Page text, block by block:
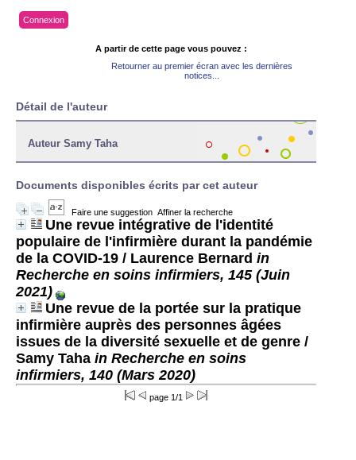
Connexion
A partir de cette page vous pouvez :
Retourner au premier écran avec les dernières
notices...
Détail de l'auteur
Auteur Samy Taha
Documents disponibles écrits par cet auteur
Faire une suggestion Affiner la recherche
Une revue intégrative de l'identité
populaire de l'infirmière durant la pandémie
de la COVID-19 / Laurence Bernard in
Recherche en soins infirmiers, 145 (Juin
2021)
Une revue de la portée sur la pratique
infirmière auprès des personnes âgées
issues de la diversité sexuelle et de genre /
Samy Taha in Recherche en soins
infirmiers, 140 (Mars 2020)
page 1/1